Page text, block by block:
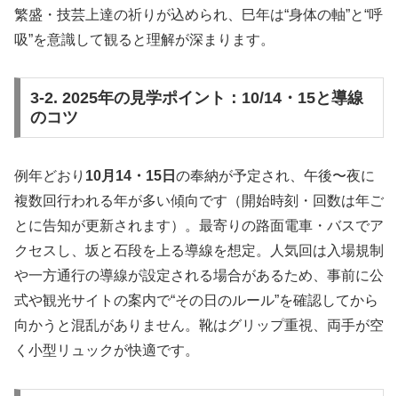
繁盛・技芸上達の祈りが込められ、巳年は“身体の軸”と“呼
吸”を意識して観ると理解が深まります。
3-2. 2025年の見学ポイント：10/14・15と導線
のコツ
例年どおり 10月14・15日 の奉納が予定され、午後〜夜に
複数回行われる年が多い傾向です（開始時刻・回数は年ご
とに告知が更新されます）。最寄りの路面電車・バスでア
クセスし、坂と石段を上る導線を想定。人気回は入場規制
や一方通行の導線が設定される場合があるため、事前に公
式や観光サイトの案内で“その日のルール”を確認してから
向かうと混乱がありません。靴はグリップ重視、両手が空
く小型リュックが快適です。